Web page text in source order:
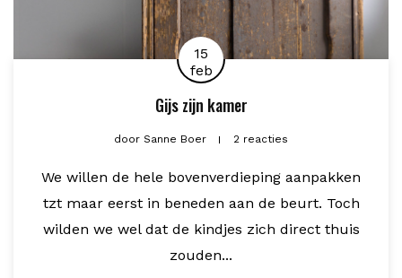
15
feb
Gijs zijn kamer
door Sanne Boer 2 reacties
We willen de hele bovenverdieping aanpakken
tzt maar eerst in beneden aan de beurt. Toch
wilden we wel dat de kindjes zich direct thuis
zouden...